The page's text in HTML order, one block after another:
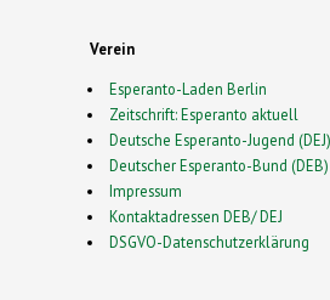
Verein
Esperanto-Laden Berlin
Zeitschrift: Esperanto aktuell
Deutsche Esperanto-Jugend (DEJ)
Deutscher Esperanto-Bund (DEB)
Impressum
Kontaktadressen DEB/ DEJ
DSGVO-Datenschutzerklärung